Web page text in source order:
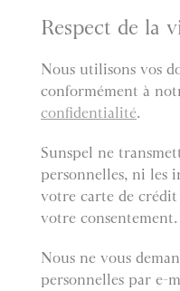
Respect de la
Nous utilisons vos
conformément à
confidentialité.
Sunspel ne
personnelles, ni les
votre carte de crédit
votre consentement.
Nous ne vous
personnelles par e-